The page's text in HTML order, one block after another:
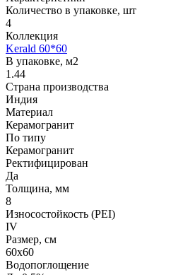
Количество в упаковке, шт
4
Коллекция
Kerald 60*60
В упаковке, м2
1.44
Страна производства
Индия
Материал
Керамогранит
По типу
Керамогранит
Ректифицирован
Да
Толщина, мм
8
Износостойкость (PEI)
IV
Размер, см
60х60
Водопоглощение